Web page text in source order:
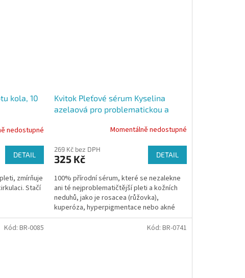
kola, 10
nedostupné
DETAIL
zmírňuje
Stačí
Kvitok Pleťové sérum Kyselina
azelaová pro problematickou a
Momentálně nedostupné
269 Kč bez DPH
325 Kč DETAIL
100% přírodní sérum, které se nezalekne
ani té nejproblematičtější pleti a kožních
neduhů, jako je rosacea (růžovka),
kuperóza, hyperpigmentace nebo akné
Kód: BR-0085 Kód: BR-0741